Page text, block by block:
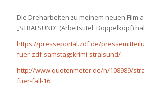
Die Dreharbeiten zu meinem neuen Film
„STRALSUND“ (Arbeitstitel: Doppelkopf)
https://presseportal.zdf.de/
fuer-zdf-samstagskrimi-stralsund/
http://www.quotenmeter.de/n/108989/
fuer-fall-16